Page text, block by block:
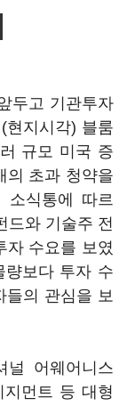
두고 기관투자
현지시각) 블룸
규모 미국 증
의 초과 청약을
소식통에 따르
드와 기술주 전
자 수요를 보였
량보다 투자 수
들의 관심을 보
널 어웨어니스
먼트 등 대형